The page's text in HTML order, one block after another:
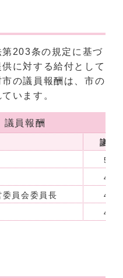
203条の規定に基づ
に対する給付として
の議員報酬は、市の
います。
議員報酬
議員
員会委員長